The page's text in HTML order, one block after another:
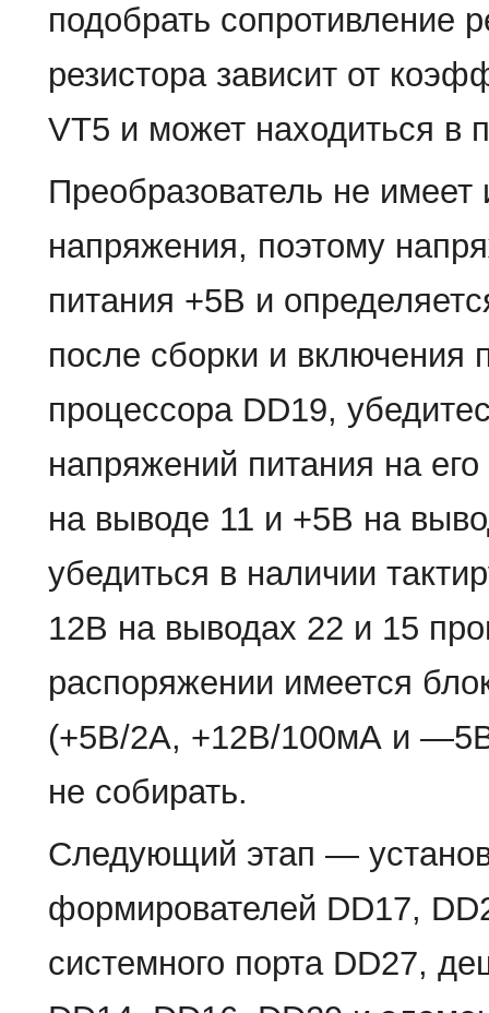
подобрать сопротивление
резистора зависит от
VT5 и может находиться в
Преобразователь не имеет
напряжения, поэтому
питания +5В и
после сборки и включения
процессора DD19,
напряжений питания на
на выводе 11 и +5В на
убедиться в наличии
12В на выводах 22 и 15
распоряжении имеется
(+5В/2А, +12В/100мА и
не собирать.
Следующий этап —
формирователей DD17,
системного порта DD27,